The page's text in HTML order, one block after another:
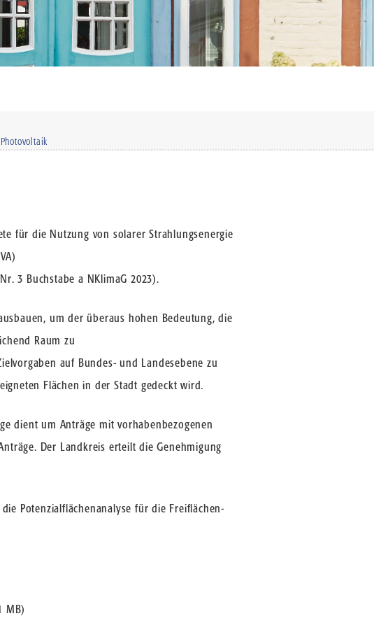
für die Nutzung von solarer Strahlungsenergie
3 Buchstabe a NKlimaG 2023).
um der überaus hohen Bedeutung, die
Raum zu
auf Bundes- und Landesebene zu
Flächen in der Stadt gedeckt wird.
dient um Anträge mit vorhabenbezogenen
Der Landkreis erteilt die Genehmigung
Potenzialflächenanalyse für die Freiflächen-
MB)